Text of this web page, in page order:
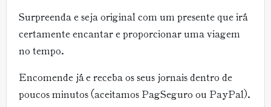
Surpreenda e seja original com um presente que irá
certamente encantar e proporcionar uma viagem
no tempo.
Encomende já e receba os seus jornais dentro de
poucos minutos (aceitamos PagSeguro ou PayPal).